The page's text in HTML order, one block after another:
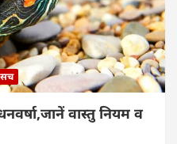
सच
वास्तु नियम व